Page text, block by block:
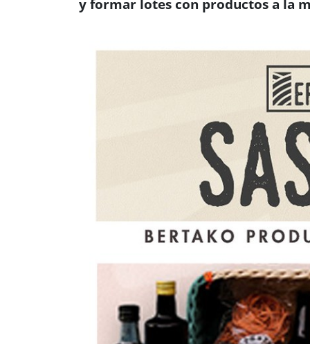
y formar lotes con productos a la